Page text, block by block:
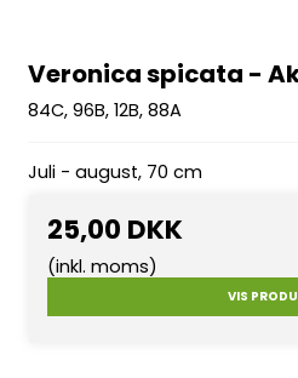
Veronica spicata -
84C, 96B, 12B, 88A
Juli - august, 70 cm
25,00 DKK
(inkl. moms)
VIS